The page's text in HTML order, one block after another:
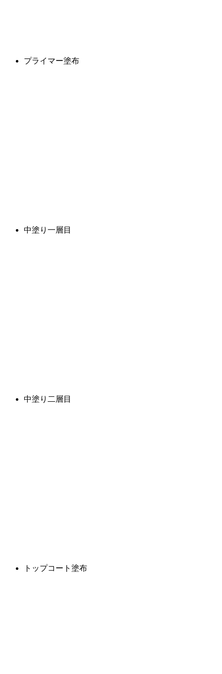
プライマー塗布
中塗り一層目
中塗り二層目
トップコート塗布